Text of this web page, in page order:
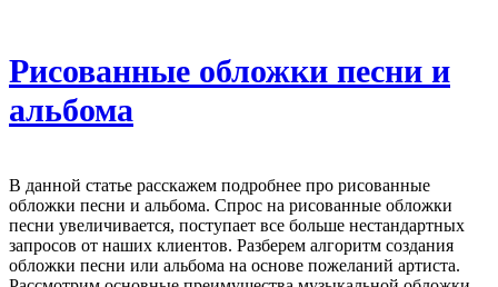
Рисованные обложки песни и
альбома
В данной статье расскажем подробнее про рисованные
обложки песни и альбома. Спрос на рисованные обложки
песни увеличивается, поступает все больше нестандартных
запросов от наших клиентов. Разберем алгоритм создания
обложки песни или альбома на основе пожеланий артиста.